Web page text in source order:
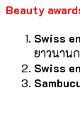
Beauty
Swiss
ยาวนาน
Swiss